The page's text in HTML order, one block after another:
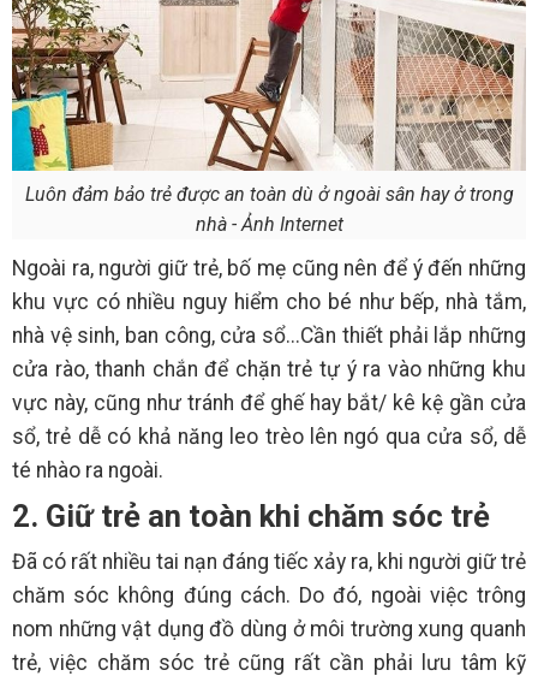
Luôn đảm bảo trẻ được an toàn dù ở ngoài sân hay ở trong
nhà - Ảnh Internet
Ngoài ra, người giữ trẻ, bố mẹ cũng nên để ý đến những
khu vực có nhiều nguy hiểm cho bé như bếp, nhà tắm,
nhà vệ sinh, ban công, cửa sổ...Cần thiết phải lắp những
cửa rào, thanh chắn để chặn trẻ tự ý ra vào những khu
vực này, cũng như tránh để ghế hay bắt/ kê kệ gần cửa
sổ, trẻ dễ có khả năng leo trèo lên ngó qua cửa sổ, dễ
té nhào ra ngoài.
2. Giữ trẻ an toàn khi chăm sóc trẻ
Đã có rất nhiều tai nạn đáng tiếc xảy ra, khi người giữ trẻ
chăm sóc không đúng cách. Do đó, ngoài việc trông
nom những vật dụng đồ dùng ở môi trường xung quanh
trẻ, việc chăm sóc trẻ cũng rất cần phải lưu tâm kỹ